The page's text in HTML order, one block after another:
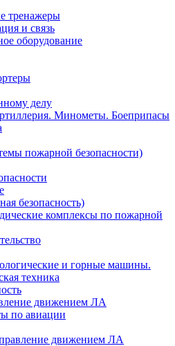
тренажеры
и связь
оборудование
делу
Минометы. Боеприпасы
пожарной безопасности)
безопасность)
комплексы по пожарной
и горные машины.
техника
движением ЛА
по авиации
движением ЛА